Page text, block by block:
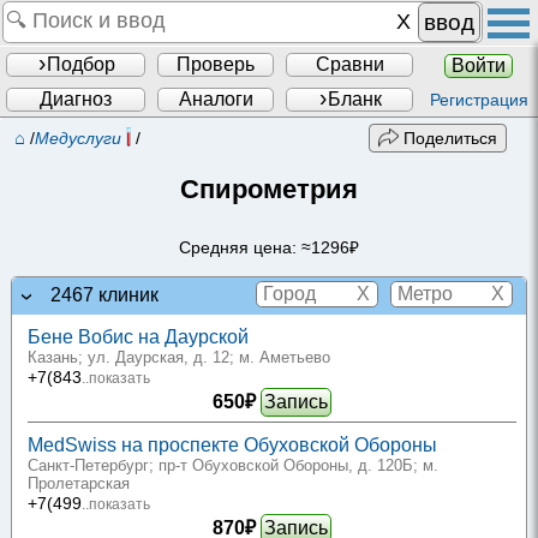
ввод
Подбор Проверь Сравни
Войти
Диагноз
Аналоги Бланк Регистрация
⌂ /Медуслуги / Поделиться
Спирометрия
Средняя цена: ≈1296₽
2467 клиник X X
Бене Вобис на Даурской
Казань; ул. Даурская, д. 12; м. Аметьево
+7(843 ..показать
650₽ Запись
MedSwiss на проспекте Обуховской Обороны
Санкт-Петербург; пр-т Обуховской Обороны, д. 120Б; м.
Пролетарская
+7(499..показать
870₽ Запись